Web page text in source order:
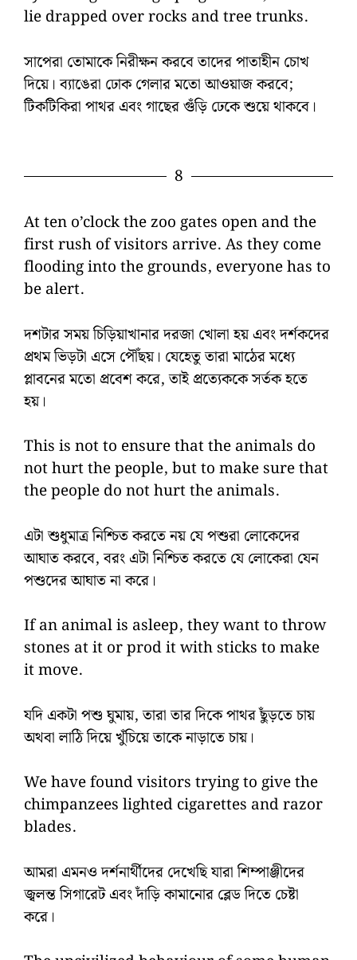
lie drapped over rocks and tree trunks.
সাপেরা তোমাকে নিরীক্ষন করবে তাদের পাতাহীন চোখ
দিয়ে। ব্যাঙেরা ঢোক গেলার মতো আওয়াজ করবে;
টিকটিকিরা পাথর এবং গাছের গুঁড়ি ঢেকে শুয়ে থাকবে।
8
At ten o’clock the zoo gates open and the
first rush of visitors arrive. As they come
flooding into the grounds, everyone has to
be alert.
দশটার সময় চিড়িয়াখানার দরজা খোলা হয় এবং দর্শকদের
প্রথম ভিড়টা এসে পৌঁছয়। যেহেতু তারা মাঠের মধ্যে
প্লাবনের মতো প্রবেশ করে, তাই প্রত্যেককে সর্তক হতে
হয়।
This is not to ensure that the animals do
not hurt the people, but to make sure that
the people do not hurt the animals.
এটা শুধুমাত্র নিশ্চিত করতে নয় যে পশুরা লোকেদের
আঘাত করবে, বরং এটা নিশ্চিত করতে যে লোকেরা যেন
পশুদের আঘাত না করে।
If an animal is asleep, they want to throw
stones at it or prod it with sticks to make
it move.
যদি একটা পশু ঘুমায়, তারা তার দিকে পাথর ছুঁড়তে চায়
অথবা লাঠি দিয়ে খুঁচিয়ে তাকে নাড়াতে চায়।
We have found visitors trying to give the
chimpanzees lighted cigarettes and razor
blades.
আমরা এমনও দর্শনার্থীদের দেখেছি যারা শিম্পাঞ্জীদের
জ্বলন্ত সিগারেট এবং দাঁড়ি কামানোর ব্লেড দিতে চেষ্টা
করে।